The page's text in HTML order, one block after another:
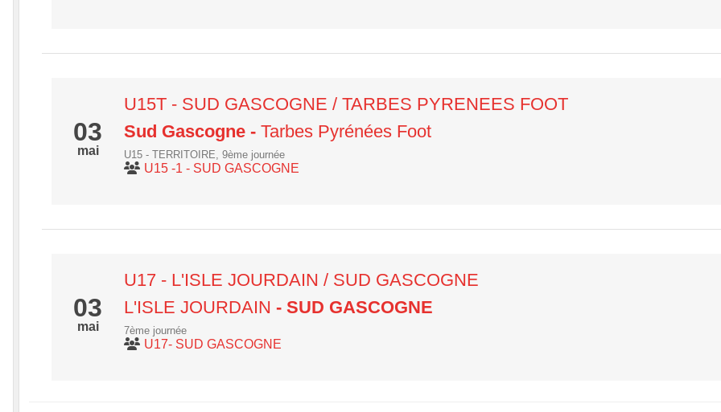
03
mai
U15T - SUD GASCOGNE / TARBES PYRENEES FOOT
Sud Gascogne - Tarbes Pyrénées Foot
U15 - TERRITOIRE, 9ème journée
U15 -1 - SUD GASCOGNE
03
mai
U17 - L'ISLE JOURDAIN / SUD GASCOGNE
L'ISLE JOURDAIN - SUD GASCOGNE
7ème journée
U17- SUD GASCOGNE